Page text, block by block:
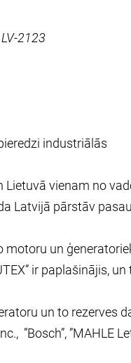
2123
industriālās
Lietuvā vienam no
Latvijā pārstāv
un
ir paplašinājis,
un to rezerves
”Bosch”, ”MAHLE